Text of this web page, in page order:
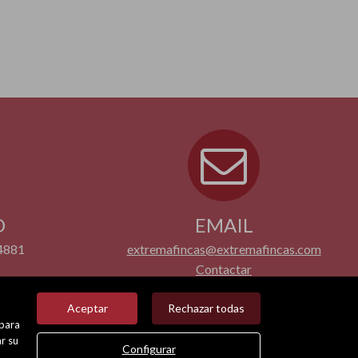
su
Aceptar Rechazar todas
Configurar
EMAIL
extremafincas@extremafincas.com
Contactar